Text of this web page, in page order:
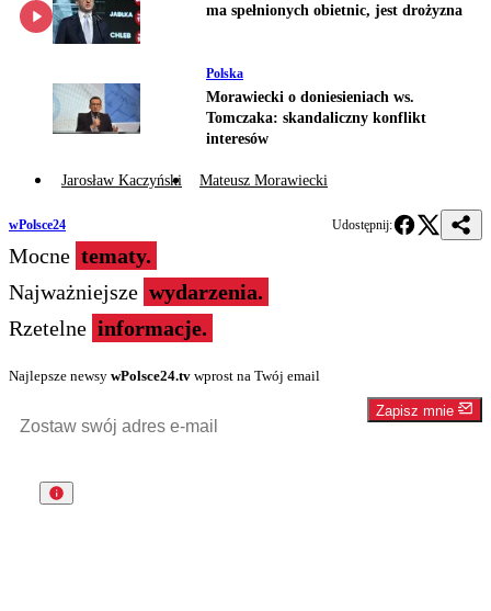
ma spełnionych obietnic, jest drożyzna
Polska
Morawiecki o doniesieniach ws.
Tomczaka: skandaliczny konflikt
interesów
Jarosław Kaczyński Mateusz Morawiecki
wPolsce24 Udostępnij:
Mocne tematy.
Najważniejsze wydarzenia.
Rzetelne informacje.
Najlepsze newsy wPolsce24.tv wprost na Twój email
Zapisz mnie